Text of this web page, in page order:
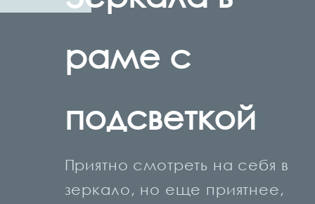
раме с
подсветкой
Приятно смотреть на себя в
зеркало, но еще приятнее,